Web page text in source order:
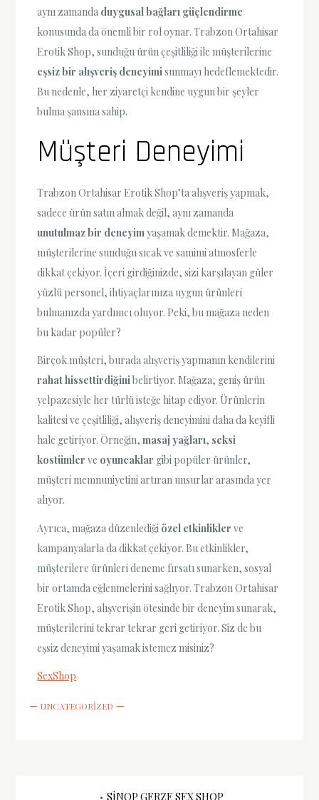
aynı zamanda duygusal bağları güçlendirme
konusunda da önemli bir rol oynar. Trabzon Ortahisar
Erotik Shop, sunduğu ürün çeşitliliği ile müşterilerine
eşsiz bir alışveriş deneyimisunmayı hedeflemektedir.
Bu nedenle, her ziyaretçi kendine uygun bir şeyler
bulma şansına sahip.
Müşteri Deneyimi
Trabzon Ortahisar Erotik Shop’ta alışveriş yapmak,
sadece ürün satın almak değil, aynı zamanda
unutulmaz bir deneyimyaşamak demektir. Mağaza,
müşterilerine sunduğu sıcak ve samimi atmosferle
dikkat çekiyor. İçeri girdiğinizde, sizi karşılayan güler
yüzlü personel, ihtiyaçlarınıza uygun ürünleri
bulmanızda yardımcı oluyor. Peki, bu mağaza neden
bu kadar popüler?
Birçok müşteri, burada alışveriş yapmanın kendilerini
rahat hissettirdiğinibelirtiyor. Mağaza, geniş ürün
yelpazesiyle her türlü isteğe hitap ediyor. Ürünlerin
kalitesi ve çeşitliliği, alışveriş deneyimini daha da keyifli
hale getiriyor. Örneğin,masaj yağları, seksi
kostümler ve oyuncaklar gibi popüler ürünler,
müşteri memnuniyetini artıran unsurlar arasında yer
alıyor.
Ayrıca, mağaza düzenlediği özel etkinlikler ve
kampanyalarla da dikkat çekiyor. Bu etkinlikler,
müşterilere ürünleri deneme fırsatı sunarken, sosyal
bir ortamda eğlenmelerini sağlıyor. Trabzon Ortahisar
Erotik Shop, alışverişin ötesinde bir deneyim sunarak,
müşterilerini tekrar tekrar geri getiriyor. Siz de bu
eşsiz deneyimi yaşamak istemez misiniz?
SexShop
UNCATEGORIZED
SINOP GERZE SEX SHOP